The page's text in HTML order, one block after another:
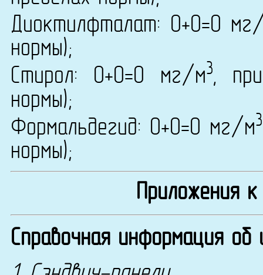
Диоктилфталат: 0+0=0
нормы);
Стирол: 0+0=0 мг/м3,
нормы);
Формальдегид: 0+0=0 мг/м3
нормы);
Приложения
Справочная информация об